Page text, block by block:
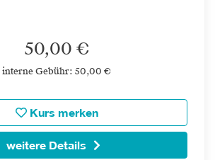
50,00 €
interne Gebühr: 50,00 €
Kurs merken
weitere Details